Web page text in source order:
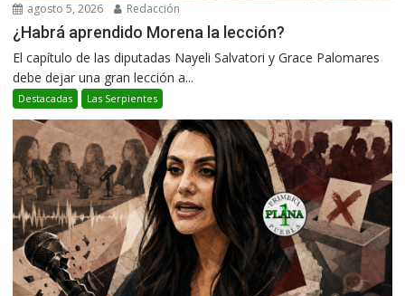
agosto 5, 2026 Redacción
¿Habrá aprendido Morena la lección?
El capítulo de las diputadas Nayeli Salvatori y Grace Palomares
debe dejar una gran lección a...
Destacadas Las Serpientes